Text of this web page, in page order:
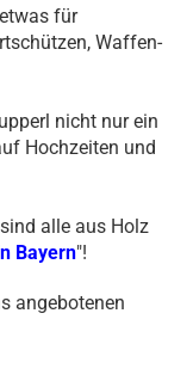
für
Waffen-
nicht nur ein
Hochzeiten und
alle aus Holz
Bayern"!
angebotenen